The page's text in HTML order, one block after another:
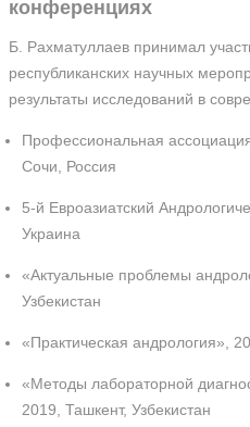
конференциях
Б. Рахматуллаев принимал
республиканских научных
результаты исследований в
Профессиональная
Сочи, Россия
5-й Евроазиатский
Украина
«Актуальные проблемы
Узбекистан
«Практическая андрология»,
«Методы лабораторной
2019, Ташкент, Узбекистан